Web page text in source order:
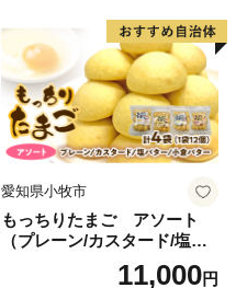
愛知県小牧市
もっちりたまご アソート
（プレーン/カスタード/塩バ
ター/小倉バター）11,000円